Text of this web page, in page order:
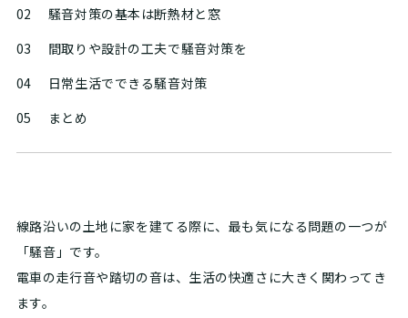
02
騒音対策の基本は断熱材と窓
03
間取りや設計の工夫で騒音対策を
04
日常生活でできる騒音対策
05
まとめ
線路沿いの土地に家を建てる際に、最も気になる問題の一つが
「騒音」です。
電車の走行音や踏切の音は、生活の快適さに大きく関わってき
ます。